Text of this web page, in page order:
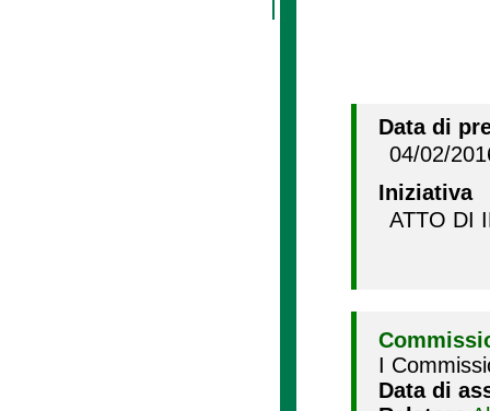
Data di
04/02/
Iniziativa
ATTO DI
I
Data di